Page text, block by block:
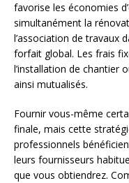
favorise les économies
simultanément la
l’association de travaux
forfait global. Les frais
l’installation de chantier
ainsi mutualisés.
Fournir vous-même
finale, mais cette
professionnels
leurs fournisseurs
que vous obtiendrez.